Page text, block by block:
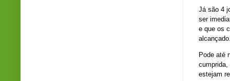
Já são 4
ser
e que os
Pode até
cumprida,
estejam